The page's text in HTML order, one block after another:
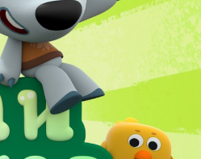
Ми-ми-мишки
3 серия